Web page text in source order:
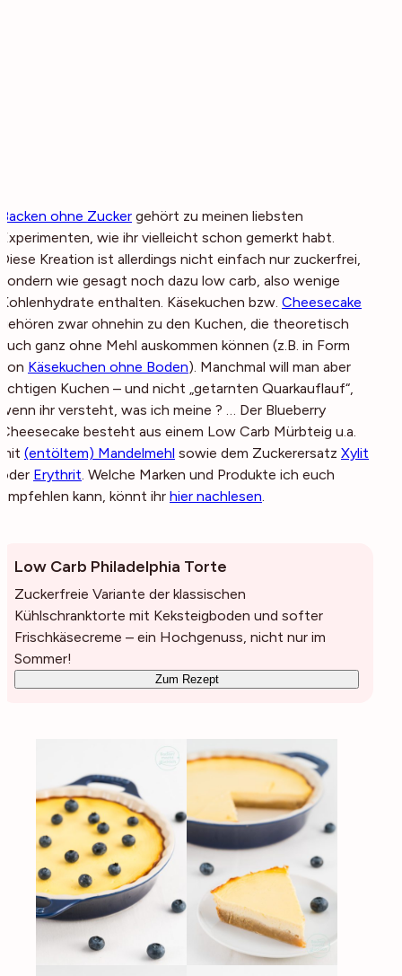
Backen ohne Zucker gehört zu meinen liebsten
Experimenten, wie ihr vielleicht schon gemerkt habt.
Diese Kreation ist allerdings nicht einfach nur zuckerfrei,
sondern wie gesagt noch dazu low carb, also wenige
Kohlenhydrate enthalten. Käsekuchen bzw. Cheesecake
gehören zwar ohnehin zu den Kuchen, die theoretisch
auch ganz ohne Mehl auskommen können (z.B. in Form
von Käsekuchen ohne Boden). Manchmal will man aber
richtigen Kuchen – und nicht „getarnten Quarkauflauf“,
wenn ihr versteht, was ich meine ? … Der Blueberry
Cheesecake besteht aus einem Low Carb Mürbteig u.a.
mit (entöltem) Mandelmehl sowie dem Zuckerersatz Xylit
oder Erythrit. Welche Marken und Produkte ich euch
empfehlen kann, könnt ihr hier nachlesen.
Low Carb Philadelphia Torte
Zuckerfreie Variante der klassischen
Kühlschranktorte mit Keksteigboden und softer
Frischkäsecreme – ein Hochgenuss, nicht nur im
Sommer!
Zum Rezept